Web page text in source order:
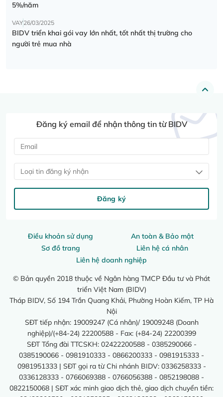
5%/năm
VAY26/03/2025
BIDV triển khai gói vay lớn nhất, tốt nhất thị trường cho
người trẻ mua nhà
Điều khoản sử dụng
An toàn & Bảo mật
Sơ đồ trang
Liên hệ cá nhân
Liên hệ doanh nghiệp
© Bản quyền 2018 thuộc về Ngân hàng TMCP Đầu tư và Phát
triển Việt Nam (BIDV)
Tháp BIDV, Số 194 Trần Quang Khải, Phường Hoàn Kiếm, TP Hà
Nội
SĐT tiếp nhận: 19009247 (Cá nhân)/ 19009248 (Doanh
nghiệp)/(+84-24) 22200588 - Fax: (+84-24) 22200399
SĐT Tổng đài TTCSKH: 02422200588 - 0385290066 -
0385190066 - 0981910333 - 0866200333 - 0981915333 -
0981951333 | SĐT gọi ra từ Chi nhánh BIDV: 0336258333 -
0336128333 - 0766069388 - 0766056388 - 0852198088 -
0822150068 | SĐT xác minh giao dịch thẻ, giao dịch chuyển tiền:
Đăng ký email để nhận thông tin từ BIDV
Loại tin đăng ký nhận
Đăng ký